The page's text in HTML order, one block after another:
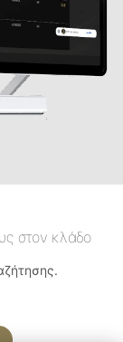
στον κλάδο